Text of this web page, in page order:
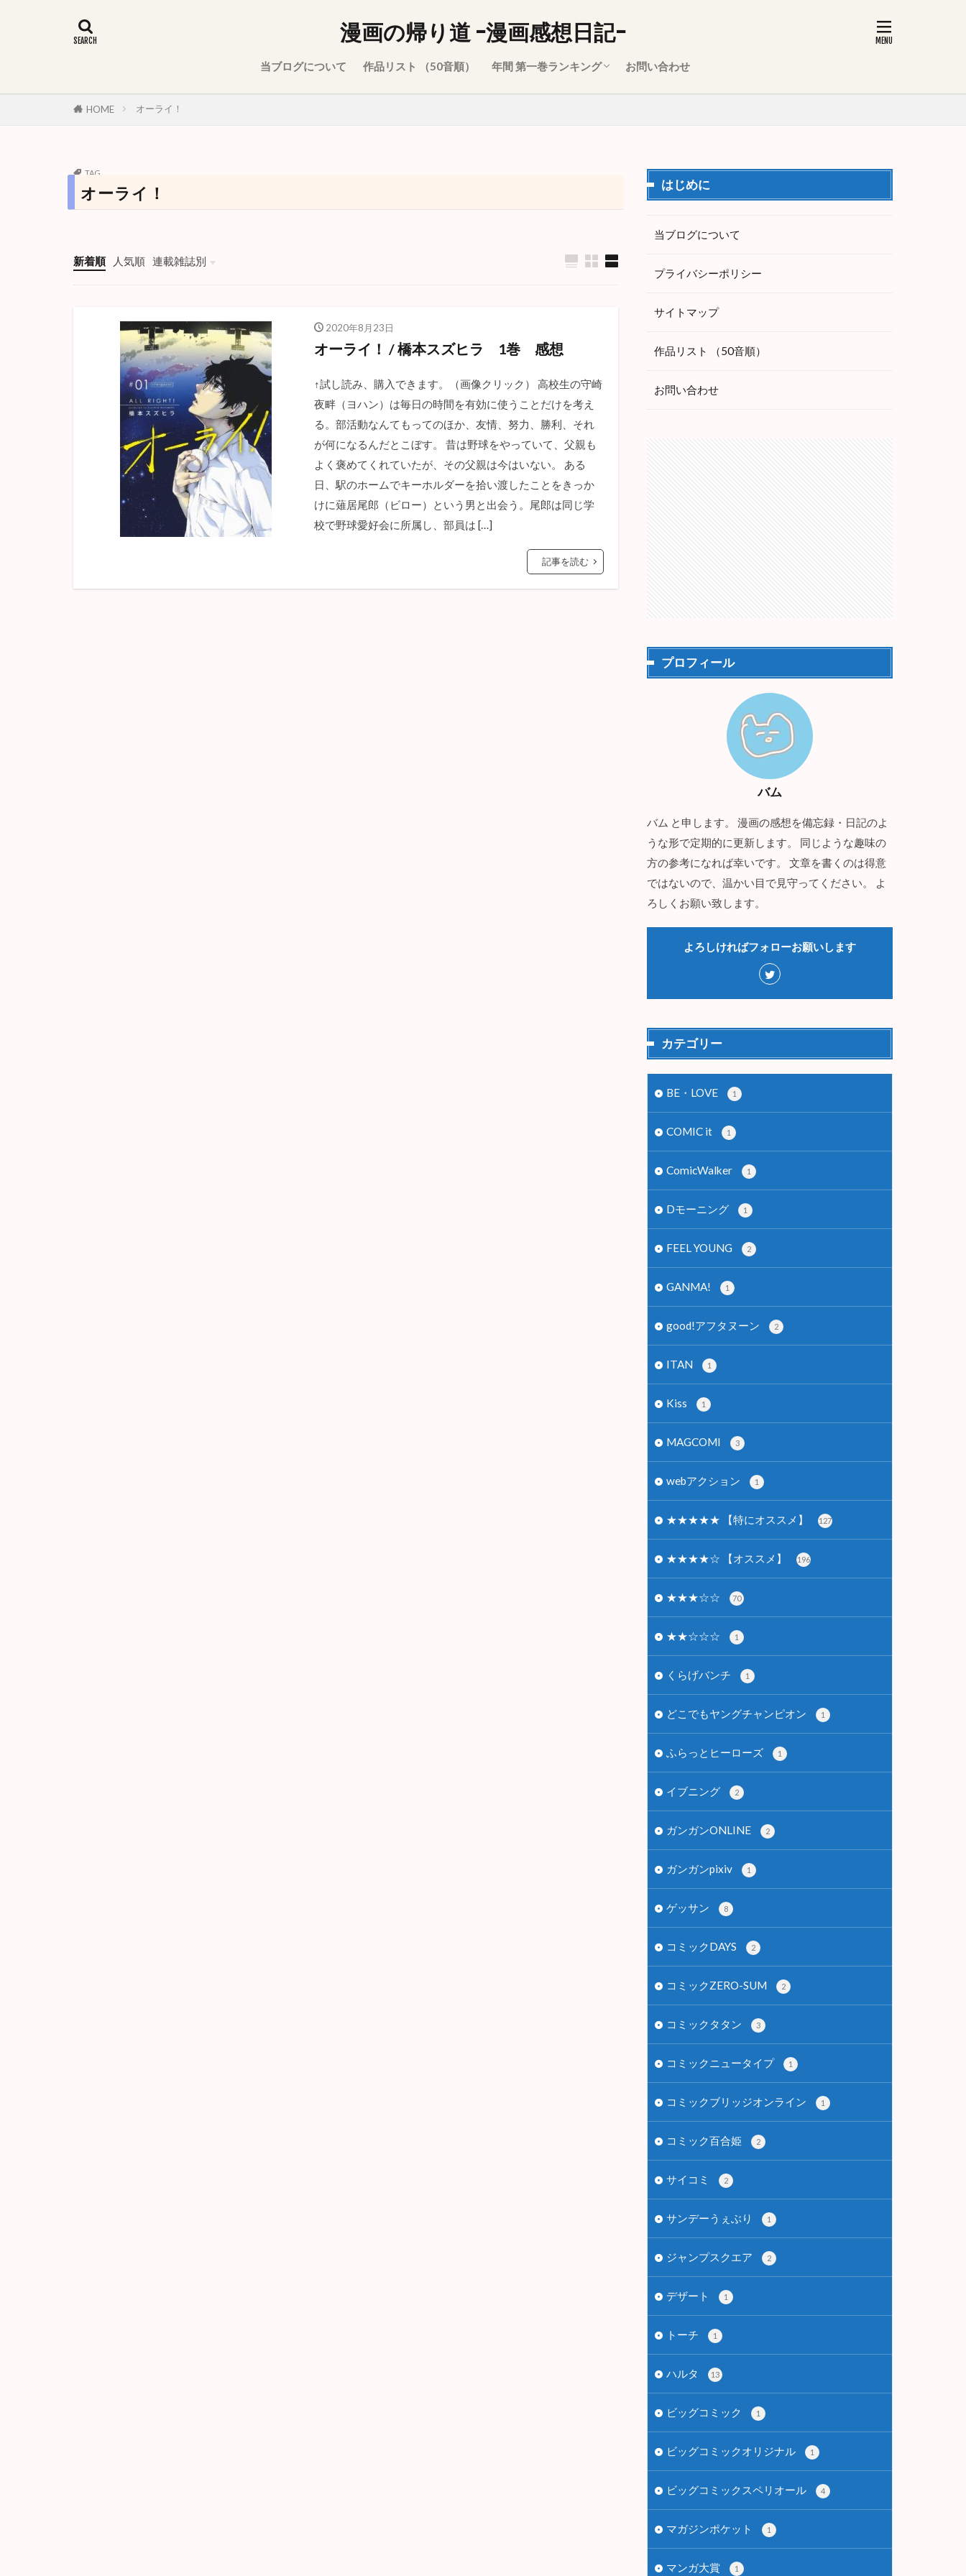
漫画の帰り道 -漫画感想日記-
当ブログについて 作品リスト （50音順） 年間 第一巻ランキング お問い合わせ
HOME オーライ！
TAG
オーライ！
新着順 人気順 連載雑誌別
週刊少年ジャンプ
少年ジャンプ＋
週刊少年サンデー
週刊少年マガジン
週刊少年チャンピオン
週刊ヤングジャンプ
月刊少年ガンガン
モーニング
ハルタ
別冊少年マガジン
月刊アフタヌーン
2020年8月23日
オーライ！ / 橋本スズヒラ 1巻 感想
↑試し読み、購入できます。（画像クリック） 高校生の守崎
夜畔（ヨハン）は毎日の時間を有効に使うことだけを考え
る。部活動なんてもってのほか、友情、努力、勝利、それ
が何になるんだとこぼす。 昔は野球をやっていて、父親も
よく褒めてくれていたが、その父親は今はいない。 ある
日、駅のホームでキーホルダーを拾い渡したことをきっか
けに薙居尾郎（ビロー）という男と出会う。尾郎は同じ学
校で野球愛好会に所属し、部員は […]
記事を読む
はじめに
当ブログについて
プライバシーポリシー
サイトマップ
作品リスト （50音順）
お問い合わせ
プロフィール
バム
バム と申します。 漫画の感想を備忘録・日記のよ
うな形で定期的に更新します。 同じような趣味の
方の参考になれば幸いです。 文章を書くのは得意
ではないので、温かい目で見守ってください。 よ
ろしくお願い致します。
よろしければフォローお願いします
カテゴリー
BE・LOVE 1
COMIC it 1
ComicWalker 1
Dモーニング 1
FEEL YOUNG 2
GANMA! 1
good!アフタヌーン 2
ITAN 1
Kiss 1
MAGCOMI 3
webアクション 1
★★★★★ 【特にオススメ】 127
★★★★☆ 【オススメ】 196
★★★☆☆ 70
★★☆☆☆ 1
くらげバンチ 1
どこでもヤングチャンピオン 1
ふらっとヒーローズ 1
イブニング 2
ガンガンONLINE 2
ガンガンpixiv 1
ゲッサン 8
コミックDAYS 2
コミックZERO-SUM 2
コミックタタン 3
コミックニュータイプ 1
コミックブリッジオンライン 1
コミック百合姫 2
サイコミ 2
サンデーうぇぶり 1
ジャンプスクエア 2
デザート 1
トーチ 1
ハルタ 13
ビッグコミック 1
ビッグコミックオリジナル 1
ビッグコミックスペリオール 4
マガジンポケット 1
マンガ大賞 1